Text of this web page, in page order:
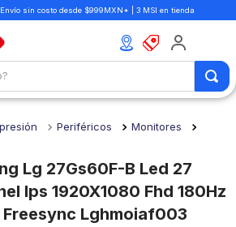
sin costo desde $999MXN* | 3 MSI en tienda
Periféricos Monitores
Lg 27Gs60F-B Led 27
Ips 1920X1080 Fhd 180Hz
Freesync Lghmoiaf003